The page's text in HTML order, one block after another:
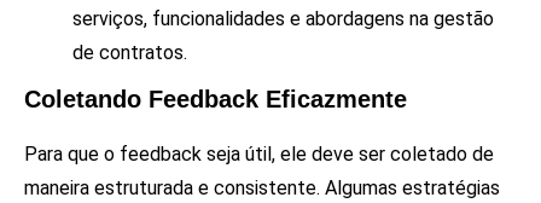
serviços, funcionalidades e abordagens na gestão
de contratos.
Coletando Feedback Eficazmente
Para que o feedback seja útil, ele deve ser coletado de
maneira estruturada e consistente. Algumas estratégias